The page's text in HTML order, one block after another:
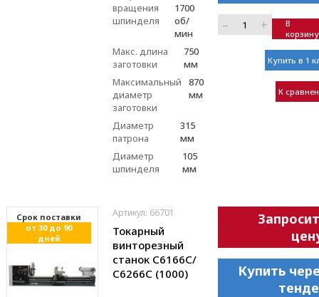
вращения
шпинделя
1700
об/
мин
Макс. длина
заготовки
750
мм
Максимальный
диаметр
заготовки
870
мм
Диаметр
патрона
315
мм
Диаметр
шпинделя
105
мм
– +
В
корзину
Купить в 1
К
Cрок поставки
от 30 до 90
дней
Артикул: 66701
Токарный
винторезный
станок С6166C/
С6266C (1000)
Купить